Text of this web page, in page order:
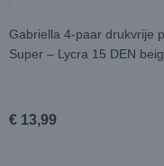
Gabriella 4-paar drukvrije
Super – Lycra 15 DEN
€ 13,99